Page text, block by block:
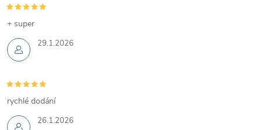
29.1.2026
+ super
26.1.2026
rychlé dodání